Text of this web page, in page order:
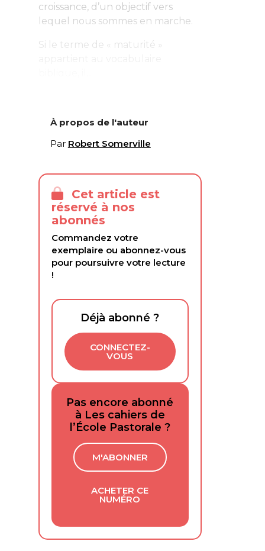
croissance, d’un objectif vers
lequel nous sommes en marche.
Si le terme de « maturité »
À propos de l'auteur
Par Robert Somerville
Cet article est
réservé à nos
abonnés
Commandez votre
exemplaire ou abonnez-vous
pour poursuivre votre lecture
!
Déjà abonné ?
CONNECTEZ-
VOUS
Pas encore abonné
à Les cahiers de
l’École Pastorale ?
M'ABONNER
ACHETER CE
NUMÉRO